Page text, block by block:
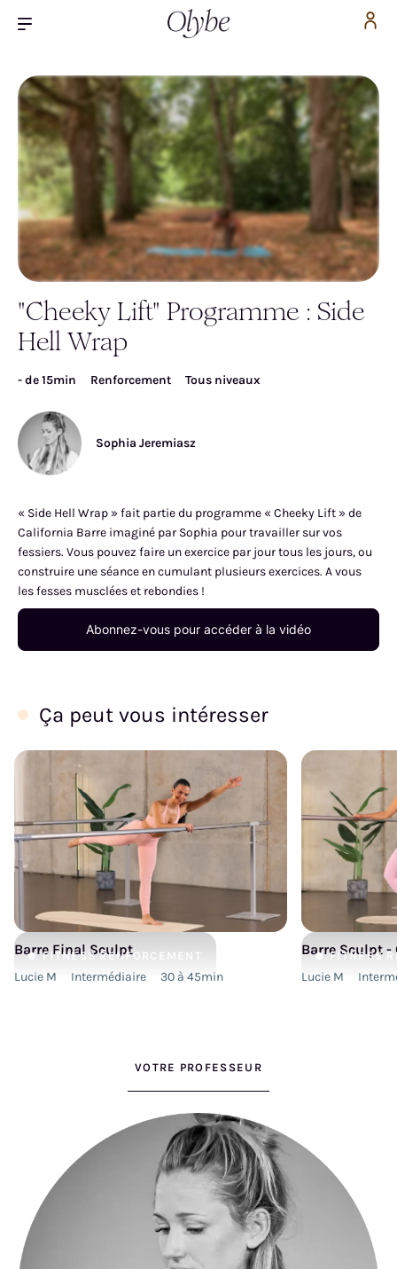
Inscrivez-vous pour accéder gratuitement à la
"Cheeky Lift" Programme : Side
Hell Wrap
- de 15min Renforcement Tous niveaux
Sophia Jeremiasz
« Side Hell Wrap » fait partie du programme « Cheeky Lift » de
California Barre imaginé par Sophia pour travailler sur vos
fessiers. Vous pouvez faire un exercice par jour tous les jours, ou
construire une séance en cumulant plusieurs exercices. A vous
les fesses musclées et rebondies !
Abonnez-vous pour accéder à la vidéo
Ça peut vous intéresser
FITNESS RENFORCEMENT
Barre Final Sculpt
Lucie M Intermédiaire 30 à 45min
FITNESS
Barre Sculpt -
Lucie M
VOTRE PROFESSEUR